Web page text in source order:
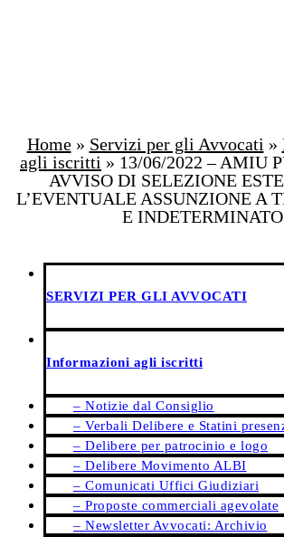
Home» Servizi per gli Avvocati »
agli iscritti » 13/06/2022 – AMIU
AVVISO DI SELEZIONE
L’EVENTUALE ASSUNZIONE A
E INDETERMINATO
SERVIZI PER GLI AVVOCATI
Informazioni agli iscritti
– Notizie dal Consiglio
– Verbali Delibere e Statini
– Delibere per patrocinio e logo
– Delibere Movimento ALBI
– Comunicati Uffici Giudiziari
– Proposte commerciali agevolate
– Newsletter Avvocati: Archivio